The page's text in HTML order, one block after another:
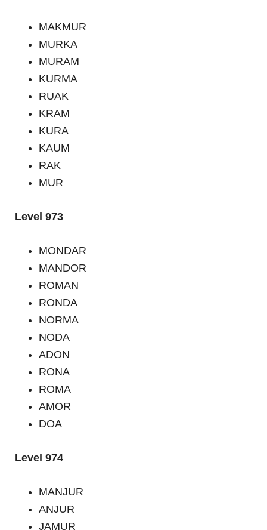
MAKMUR
MURKA
MURAM
KURMA
RUAK
KRAM
KURA
KAUM
RAK
MUR
Level 973
MONDAR
MANDOR
ROMAN
RONDA
NORMA
NODA
ADON
RONA
ROMA
AMOR
DOA
Level 974
MANJUR
ANJUR
JAMUR